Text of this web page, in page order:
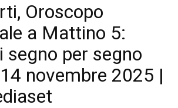
Oroscopo
a Mattino 5:
segno per segno
novembre 2025 |